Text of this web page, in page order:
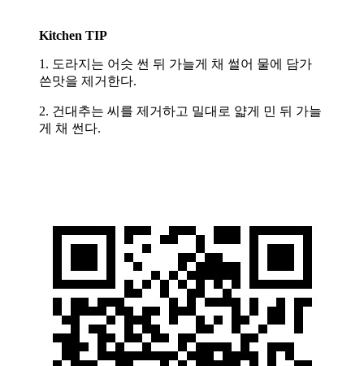
Kitchen TIP
1. 도라지는 어슷 썬 뒤 가늘게 채 썰어 물에 담가
쓴맛을 제거한다.
2. 건대추는 씨를 제거하고 밀대로 얇게 민 뒤 가늘
게 채 썬다.